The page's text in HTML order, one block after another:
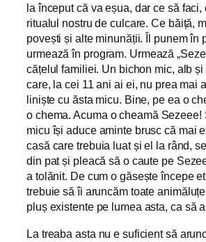
la început că va eșua, dar ce să faci,
ritualul nostru de culcare. Ce băiță,
povești și alte minunății. Îl punem în
urmează în program. Urmează
cățelul familiei. Un bichon mic, alb și
care, la cei 11 ani ai ei, nu prea mai
liniște cu ăsta micu. Bine, pe ea o
o chema. Acuma o cheamă Sezeee!
micu își aduce aminte brusc că mai
casă care trebuia luat și el la rând,
din pat și pleacă să o caute pe
a tolănit. De cum o găsește începe
trebuie să îi aruncăm toate
pluș existente pe lumea asta, ca să
La treaba asta nu e suficient să